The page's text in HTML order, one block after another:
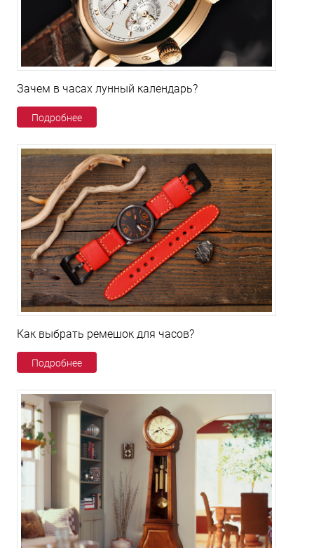
Зачем в часах лунный календарь?
Подробнее
Как выбрать ремешок для часов?
Подробнее